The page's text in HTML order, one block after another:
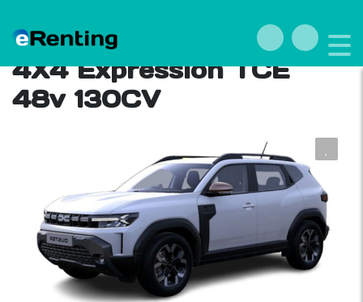
Renting Dacia Duster
4X4 Expression TCE
48v 130CV